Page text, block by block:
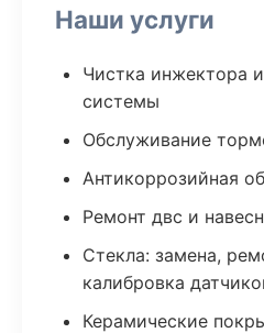
Наши услуги
Чистка инжектора
системы
Обслуживание
Антикоррозийная
Ремонт двс и
Стекла: замена,
калибровка
Керамические